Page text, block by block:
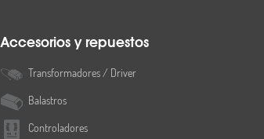
Accesorios y repuestos
Transformadores / Driver
Balastros
Controladores